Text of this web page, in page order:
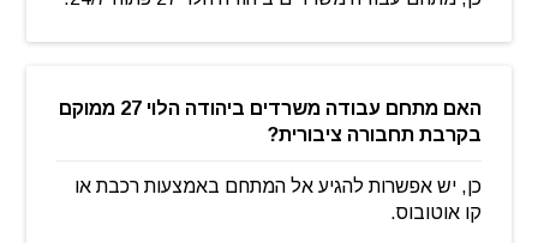
האם מתחם עבודה משרדים ביהודה הלוי 27 ממוקם
בקרבת תחבורה ציבורית?
כן, יש אפשרות להגיע אל המתחם באמצעות רכבת או
קו אוטובוס.